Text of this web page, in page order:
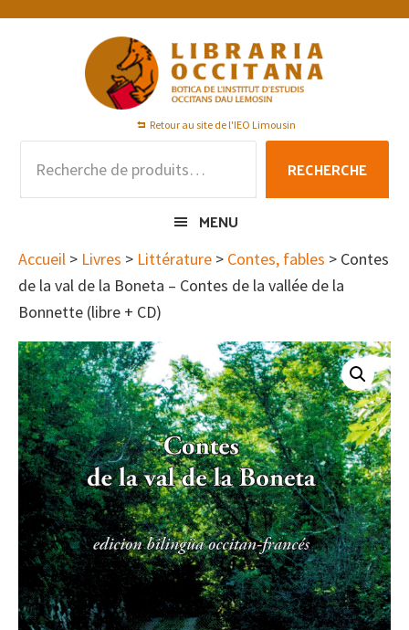
Passer
Passer
Passer
Retour au site de l'IEO Limousin
pour :
RECHERCHE
MENU
Accueil > Livres > Littérature > Contes, fables > Contes
de la val de la Boneta – Contes de la vallée de la
Bonnette (libre + CD)